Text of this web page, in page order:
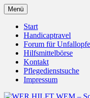
Zum
Inhalt
springen
WER
Menü
Start
Handicaptravel
Forum für
Hilfsmittelbörse
Kontakt
Pflegedienstsuche
Impressum